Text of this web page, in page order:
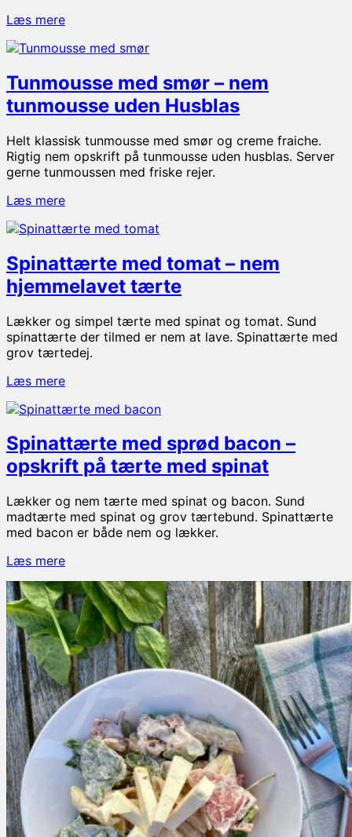
Læs mereTærte
aubergine
tomat
–
perfekt
aftensmad
Tunmousse med smør – nem
tunmousse uden Husblas
Helt klassisk tunmousse med smør og creme fraiche.
Rigtig nem opskrift på tunmousse uden husblas. Server
gerne tunmoussen med friske rejer.
Læs mereTunmousse
smør
nem
tunmousse
uden
Spinattærte med tomat – nem
hjemmelavet tærte
Lækker og simpel tærte med spinat og tomat. Sund
spinattærte der tilmed er nem at lave. Spinattærte med
grov tærtedej.
Læs mereSpinattærte
tomat
nem
hjemmelavet
tærte
Spinattærte med sprød bacon –
opskrift på tærte med spinat
Lækker og nem tærte med spinat og bacon. Sund
madtærte med spinat og grov tærtebund. Spinattærte
med bacon er både nem og lækker.
Læs mereSpinattærte
sprød
bacon
–
opskrift
på
tærte
med
spinat